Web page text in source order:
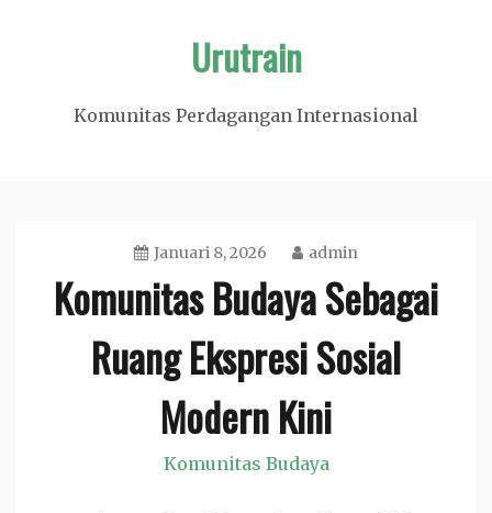
Urutrain
Komunitas Perdagangan Internasional
Januari 8, 2026 admin
Komunitas Budaya Sebagai
Ruang Ekspresi Sosial
Modern Kini
Komunitas Budaya